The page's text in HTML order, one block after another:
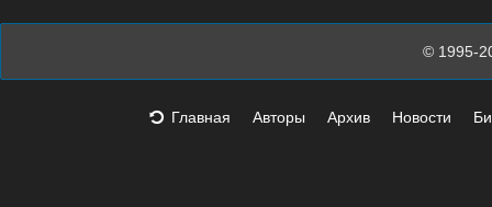
© 1995-
Главная Авторы Архив Новости